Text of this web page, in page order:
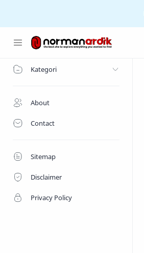
Home
Kategori
About
Contact
Sitemap
Disclaimer
Privacy Policy